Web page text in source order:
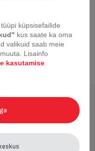
küpsisefailide
kus saate ka oma
valikuid saab meie
Lisainfo
kasutamise